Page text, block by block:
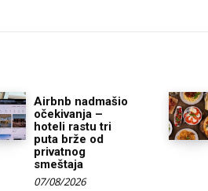
Airbnb nadmašio
očekivanja –
hoteli rastu tri
puta brže od
privatnog
smeštaja
07/08/2026